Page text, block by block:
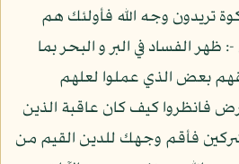
تريدون وجه الله فأولئك هم
الفساد في البر و البحر بما
بعض الذي عملوا لعلهم
فانظروا كيف كان عاقبة الذين
فأقم وجهك للدين القيم من